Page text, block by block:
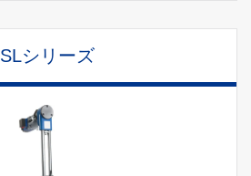
SLシリーズ